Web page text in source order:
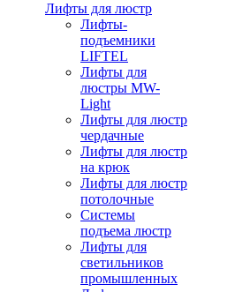
Лифты для люстр
Лифты-
подъемники
LIFTEL
Лифты для
люстры MW-
Light
Лифты для люстр
чердачные
Лифты для люстр
на крюк
Лифты для люстр
потолочные
Системы
подъема люстр
Лифты для
светильников
промышленных